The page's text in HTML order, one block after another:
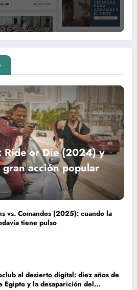
Ride or Die (2024) y
gran acción popular
vs. Comandos (2025): cuando la
tiene pulso
al desierto digital: diez años de
Egipto y la desaparición del